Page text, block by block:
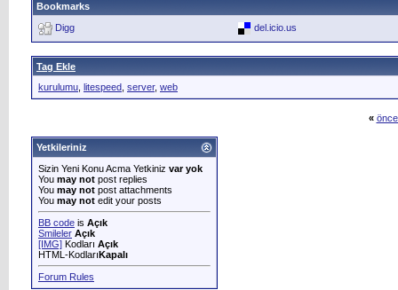
Bookmarks
Digg
del.icio.us
Tag Ekle
kurulumu litespeed server, web
«
Yetkileriniz
Sizin Yeni Konu Acma Yetkiniz var yok
You may not post replies
You may not post attachments
You may not edit your posts
BB code is Açık
Smileler Açık
[IMG] Kodları Açık
HTML-KodlarıKapalı
Forum Rules